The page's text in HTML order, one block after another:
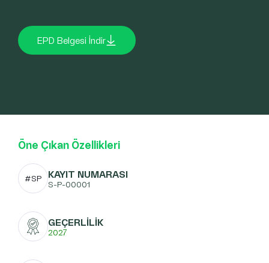
EPD Belgesi İndir
Öne Çıkan Özellikleri
#SP KAYIT NUMARASI
S-P-00001
GEÇERLİLİK
2027